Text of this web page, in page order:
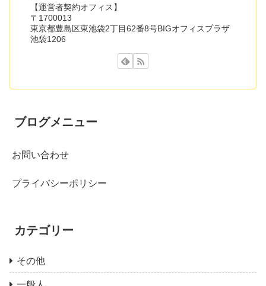
【運営者契約オフィス】
〒1700013
東京都豊島区東池袋2丁目62番8号BIGオフィスプラザ
池袋1206
ブログメニュー
お問い合わせ
プライバシーポリシー
カテゴリー
その他